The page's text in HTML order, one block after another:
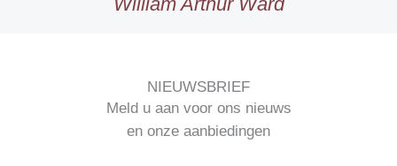
NIEUWSBRIEF
Meld u aan voor ons nieuws
en onze aanbiedingen